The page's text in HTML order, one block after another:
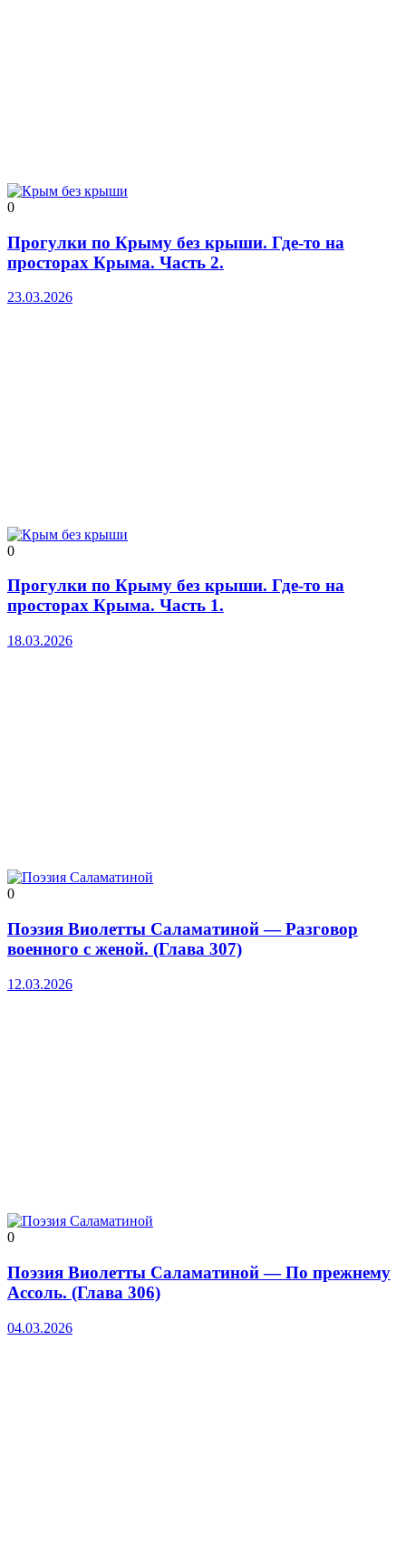
0
Прогулки по Крыму без крыши. Где-то на
просторах Крыма. Часть 2.
23.03.2026
0
Прогулки по Крыму без крыши. Где-то на
просторах Крыма. Часть 1.
18.03.2026
0
Поэзия Виолетты Саламатиной — Разговор
военного с женой. (Глава 307)
12.03.2026
0
Поэзия Виолетты Саламатиной — По прежнему
Ассоль. (Глава 306)
04.03.2026